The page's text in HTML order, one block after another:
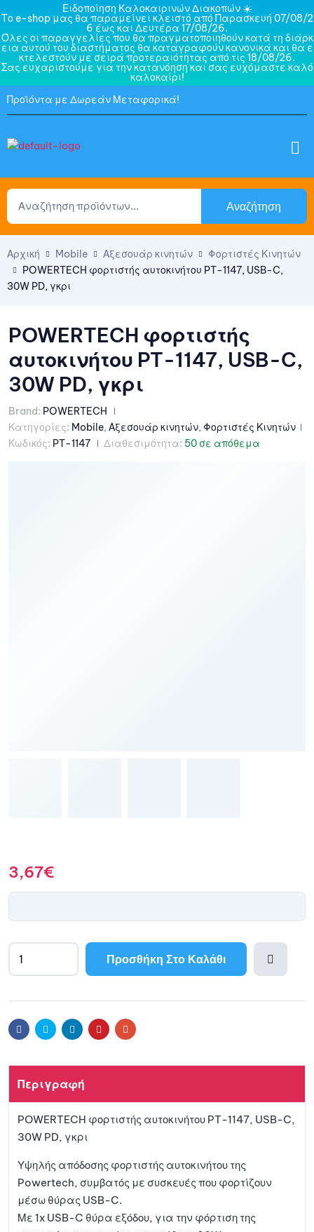
Ειδοποίηση Καλοκαιρινών Διακοπών ☀️
Το e-shop μας θα παραμείνει κλειστό από Παρασκευή 07/08/2
6 έως και Δευτέρα 17/08/26.
Όλες οι παραγγελίες που θα πραγματοποιηθούν κατά τη διάρκ
εια αυτού του διαστήματος θα καταγραφούν κανονικά και θα ε
κτελεστούν με σειρά προτεραιότητας από τις 18/08/26.
Σας ευχαριστούμε για την κατανόηση και σας ευχόμαστε καλό
καλοκαίρι!
Προϊόντα με Δωρεάν Μεταφορικά!
Αναζήτηση
Αρχική Mobile Αξεσουάρ κινητών
Φορτιστές Κινητών
POWERTECH φορτιστής αυτοκινήτου PT-1147, USB-C,
30W PD, γκρι
POWERTECH φορτιστής
αυτοκινήτου PT-1147, USB-C,
30W PD, γκρι
Brand: POWERTECH
Κατηγορίες: Mobile, Αξεσουάρ κινητών, Φορτιστές Κινητών
Κωδικός: PT-1147 Διαθεσιμότητα: 50 σε απόθεμα
3,67€
Προσθήκη Στο Καλάθι
αγαπη
FacebookTwitter LinkedinPinterestEmail
Περιγραφή
POWERTECH φορτιστής αυτοκινήτου PT-1147, USB-C,
30W PD, γκρι
Υψηλής απόδοσης φορτιστής αυτοκινήτου της
Powertech, συμβατός με συσκευές που φορτίζουν
μέσω θύρας USB-C.
Με 1x USB-C θύρα εξόδου, για την φόρτιση της